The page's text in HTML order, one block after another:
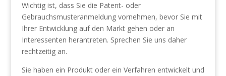
Wichtig ist, dass Sie die Patent- oder
Gebrauchsmusteranmeldung vornehmen, bevor Sie mit
Ihrer Entwicklung auf den Markt gehen oder an
Interessenten herantreten. Sprechen Sie uns daher
rechtzeitig an.
Sie haben ein Produkt oder ein Verfahren entwickelt und